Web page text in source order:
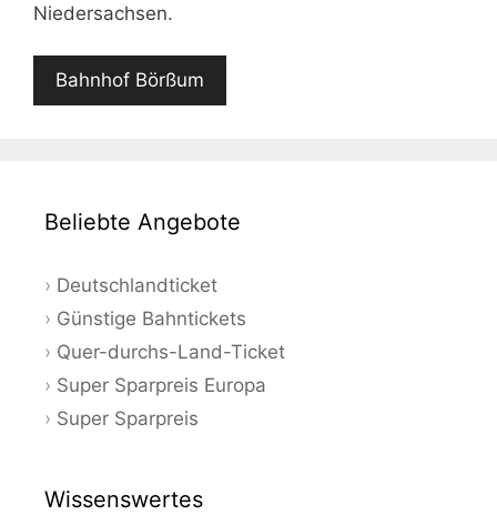
Niedersachsen.
Bahnhof Börßum
Beliebte Angebote
Deutschlandticket
Günstige Bahntickets
Quer-durchs-Land-Ticket
Super Sparpreis Europa
Super Sparpreis
Wissenswertes